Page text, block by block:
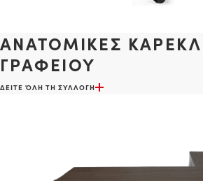
ΑΝΑΤΟΜΙΚΕΣ
ΓΡΑΦΕΙΟΥ
ΔΕΙΤΕ ΌΛΗ ΤΗ ΣΥΛΛΟΓΗ